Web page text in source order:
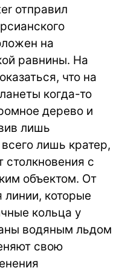
отправил
на
равнины. На
что на
когда-то
дерево и
лишь
лишь кратер,
столкновения с
объектом. От
линии, которые
кольца у
водяным льдом
свою